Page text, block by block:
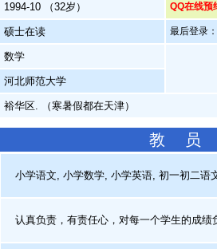
1994-10 （32岁） QQ在线预
硕士在读 最后登录
数学
河北师范大学
裕华区. （寒暑假都在天津）
教 员
小学语文, 小学数学, 小学英语, 初一初二语
认真负责，有责任心，对每一个学生的成绩